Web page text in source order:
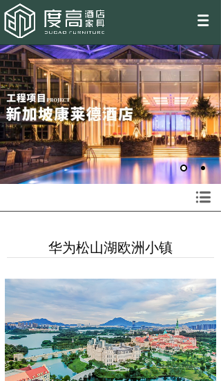
华为松山湖欧洲小镇